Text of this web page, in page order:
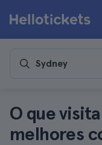
O que
melhores